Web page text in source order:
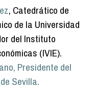
, Catedrático de
de la Universidad
del Instituto
(IVIE).
Presidente del
Sevilla.